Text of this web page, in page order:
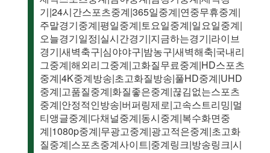
기|24시간스포츠중계|365일중계|연중무휴중계|
주말경기중계|평일중계|토요일중계|일요일중계|
오늘경기일정|실시간경기|지금하는경기|라이브
경기|새벽축구|심야야구|밤농구|새벽해축|국내리
그중계|해외리그중계|고화질무료중계|HD스포츠
중계|4K중계방송|초고화질방송|풀HD중계|UHD
중계|고품질중계|화질좋은중계|끊김없는스포츠
중계|안정적인방송|버퍼링제로|고속스트리밍|멀
티앵글중계|다채널중계|동시중계|복수화면중
계|1080p중계|무광고중계|광고적은중계|초고화
질중계|스포츠중계사이트|중계링크|방송링크|시